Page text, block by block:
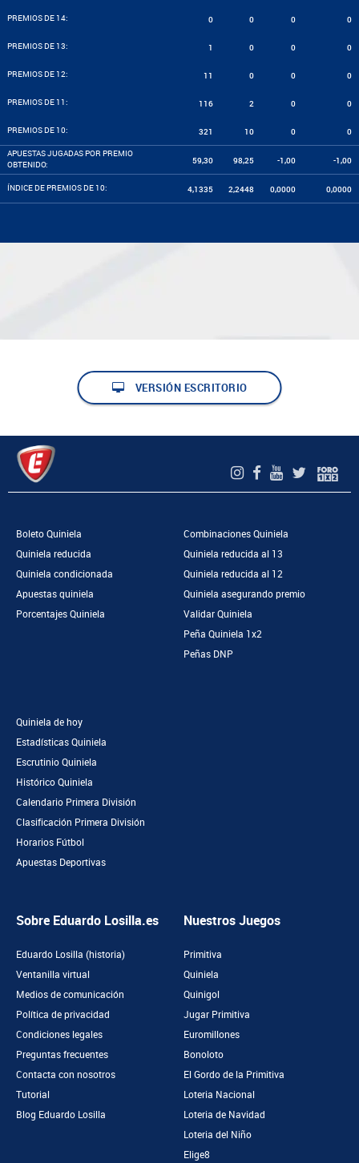
PREMIOS DE 14: 0 0 0 0
PREMIOS DE 13: 1 0 0 0
PREMIOS DE 12: 11 0 0 0
PREMIOS DE 11: 116 2 0 0
PREMIOS DE 10: 321 10 0 0
APUESTAS JUGADAS POR PREMIO
OBTENIDO:
59,30 98,25 -1,00 -1,00
ÍNDICE DE PREMIOS DE 10: 4,1335 2,2448 0,0000 0,0000
VERSIÓN ESCRITORIO
Boleto Quiniela
Quiniela reducida
Quiniela condicionada
Apuestas quiniela
Porcentajes Quiniela
Combinaciones Quiniela
Quiniela reducida al 13
Quiniela reducida al 12
Quiniela asegurando premio
Validar Quiniela
Peña Quiniela 1x2
Peñas DNP
Quiniela de hoy
Estadísticas Quiniela
Escrutinio Quiniela
Histórico Quiniela
Calendario Primera División
Clasificación Primera División
Horarios Fútbol
Apuestas Deportivas
Sobre Eduardo Losilla.es
Eduardo Losilla (historia)
Ventanilla virtual
Medios de comunicación
Política de privacidad
Condiciones legales
Preguntas frecuentes
Contacta con nosotros
Tutorial
Blog Eduardo Losilla
Nuestros Juegos
Primitiva
Quiniela
Quinigol
Jugar Primitiva
Euromillones
Bonoloto
El Gordo de la Primitiva
Loteria Nacional
Loteria de Navidad
Loteria del Niño
Elige8